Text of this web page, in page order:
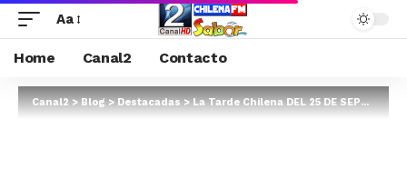
Aa
Home Canal2 Contacto
Canal2>Blog>Destacadas>La Tarde Chilena DEL 25 DE SEPTIEMBRE DE 2019